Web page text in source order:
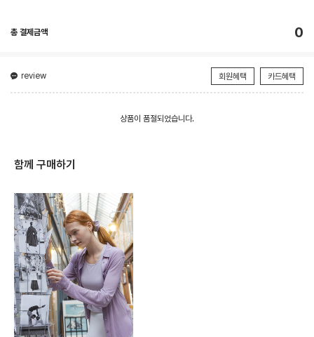
총 결제금액 0
review 회원혜택 카드혜택
상품이 품절되었습니다.
함께 구매하기